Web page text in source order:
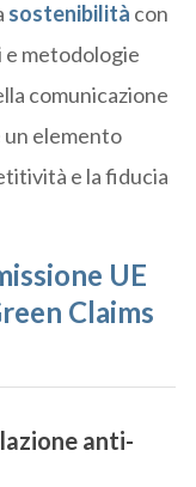
sostenibilità con
e metodologie
comunicazione
un elemento
e la fiducia
UE
Claims
anti-